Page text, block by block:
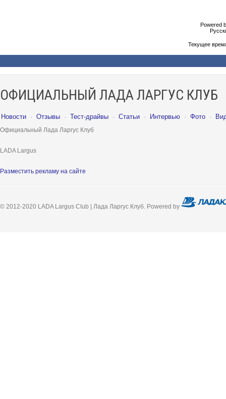
Powered
Текущее
ОФИЦИАЛЬНЫЙ ЛАДА ЛАРГУС КЛУБ
Новости · Отзывы · Тест-драйвы · Статьи · Интервью · Фото ·
Официальный Лада Ларгус Клуб
LADA Largus
Разместить рекламу на сайте
© 2012-2020 LADA Largus Club | Лада Ларгус Клуб. Powered by